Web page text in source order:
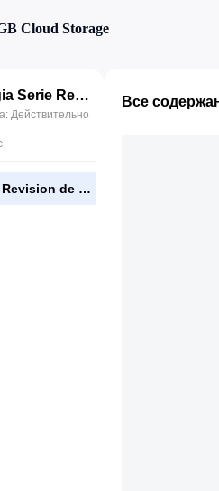
Cloud Storage
Farmacologia Serie Revision de Temas Rosenfeld 6a Edicion.pdf
Действительно
Farmacologia Serie Revision de Temas Rosenfeld 6a Edicion.pdf
Все